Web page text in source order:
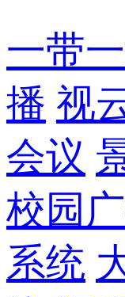
一带
播 视
会议
校园
系统